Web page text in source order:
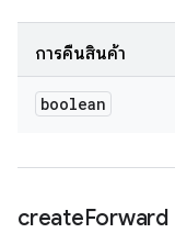
การคืนสินค้า
boolean
createForward